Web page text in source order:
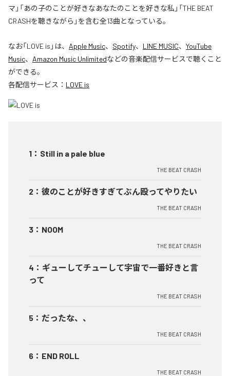
マ」「あの子のことが好きなあなたのことを好きな私」「THE BEAT
CRASHを聴きながら」を含む全13曲となっている。
なお「LOVE is 」は、 Apple Music、 Spotify、 LINE MUSIC、 YouTube
Music、 Amazon Music Unlimitedなどの音楽配信サービスで聴くこと
ができる。
各配信サービス： LOVE is
1 ： Still in a pale blue
THE BEAT CRASH
2 ： 彼のことが好きすぎてぶん殴ってやりたい
THE BEAT CRASH
3 ： NOOM
THE BEAT CRASH
4 ： ギューしてチューして宇宙で一番好きと言
って
THE BEAT CRASH
5 ： だったな、、
THE BEAT CRASH
6 ： END ROLL
THE BEAT CRASH